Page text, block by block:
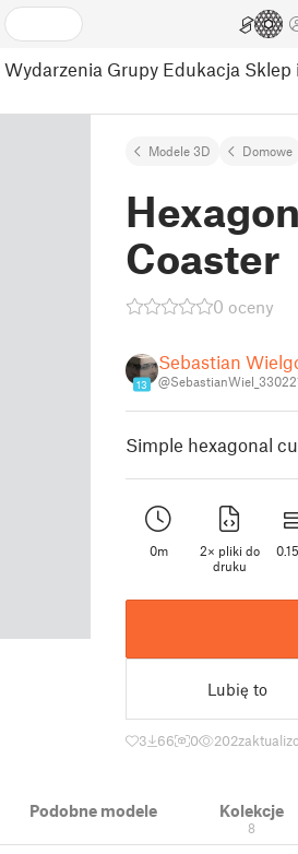
Wydarzenia Grupy Edukacja Sklep
Modele 3D Domowe
Coaster
0 oceny
13
Sebastian
Simple hexagonal
0m
2× pliki do
druku
Lubię to
3 66 0 202
Podobne modele Kolekcje
8